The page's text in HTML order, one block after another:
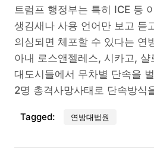
트럼프 행정부는 특히 ICE 등
생김새나 사용 언어만 보고 듣
의심되면 체포할 수 있다는 연
아내 로스앤젤레스, 시카고,
대도시들에서 무차별 단속을
2명 총격사망사태로 단속방식
Tagged: 연방대법원